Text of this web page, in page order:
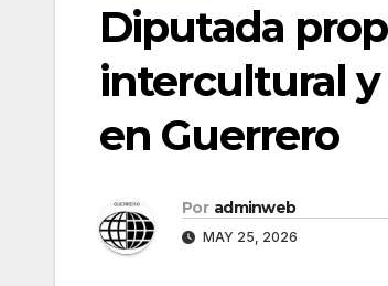
Diputada
intercultural y
en Guerrero
Por adminweb
MAY 25, 2026